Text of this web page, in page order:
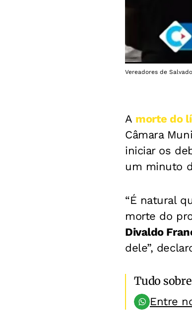
Vereadores de
A morte do
Câmara
iniciar os
um minuto
“É natural
morte do
Divaldo
dele”,
Tudo sobre
Entre